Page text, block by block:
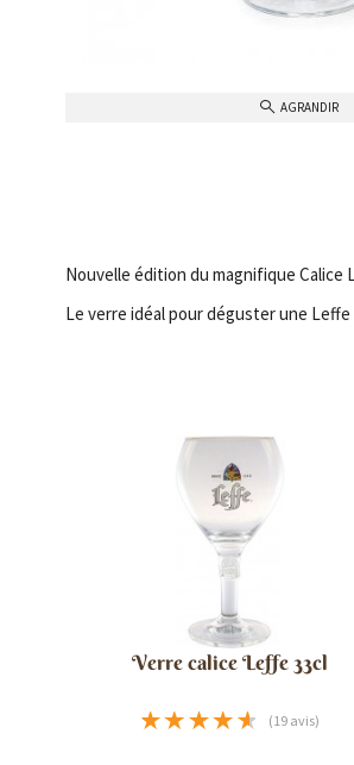
AGRANDIR
Nouvelle édition du magnifique Calice
Le verre idéal pour déguster une
Verre calice Leffe 33cl
(19 avis)